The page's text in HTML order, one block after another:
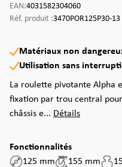
EAN:4031582304060
Réf. produit :3470POR125P30-13
Matériaux non
Utilisation sans
La roulette pivotante Alpha
fixation par trou central
châssis e... Détails
Fonctionnalités
125 mm
155 mm